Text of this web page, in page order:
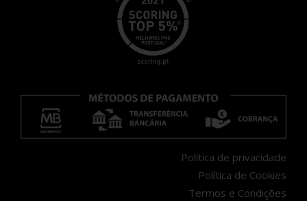
Política de privacidade
Política de Cookies
Termos e Condições